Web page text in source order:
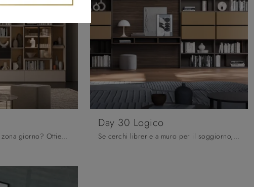
Vuoi riammodernare la zona giorno? Ottieni informazioni sulle librerie moderne componibili e arreda i tuoi interni con il modello Day 34 Logico.
Day 30 Logico
Se cerchi librerie a muro per il soggiorno, clicca e scopri le nostre soluzioni moderne: il modello Day 30 Logico Orme ti aspetta!